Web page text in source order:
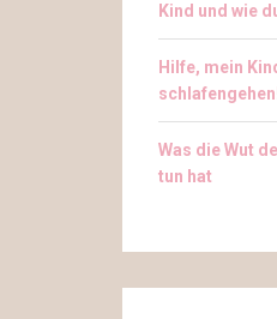
Kind und wie
Hilfe, mein
Was die Wut
tun hat